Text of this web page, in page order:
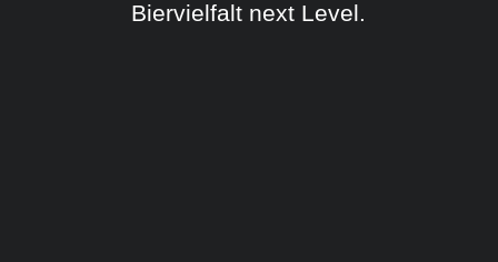
Biervielfalt next Level.